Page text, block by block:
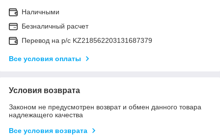
Наличными
Безналичный расчет
Перевод на р/с KZ218562203131687379
Все условия оплаты
Условия возврата
Законом не предусмотрен возврат и обмен данного товара
надлежащего качества
Все условия возврата